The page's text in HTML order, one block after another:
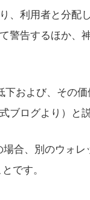
、利用者と分配
警告するほか、
および、その
ブログより）と
合、別のウォレ
です。